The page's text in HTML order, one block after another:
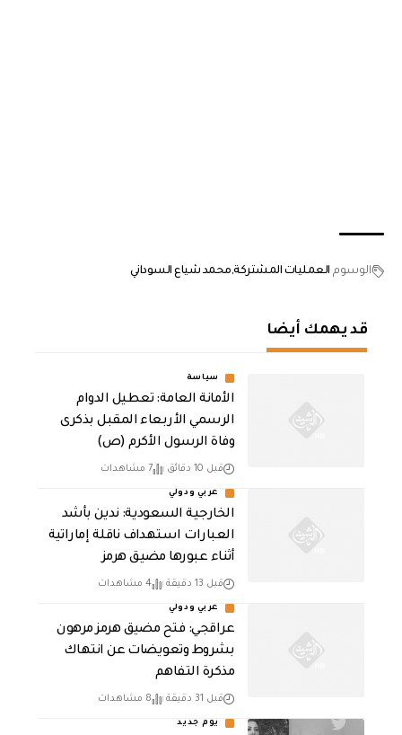
الوسوم العمليات المشتركة محمد شياع السوداني
قد يهمك أيضا
سياسة
الأمانة العامة: تعطيل الدوام
الرسمي الأربعاء المقبل بذكرى
وفاة الرسول الأكرم (ص)
قبل 10 دقائق 7 مشاهدات
عربي ودولي
‏الخارجية السعودية: ندين بأشد
العبارات استهداف ناقلة إماراتية
أثناء عبورها مضيق هرمز
قبل 13 دقيقة 4 مشاهدات
عربي ودولي
عراقجي: فتح مضيق هرمز مرهون
بشروط وتعويضات عن انتهاك
مذكرة التفاهم
قبل 31 دقيقة 8 مشاهدات
يوم جديد